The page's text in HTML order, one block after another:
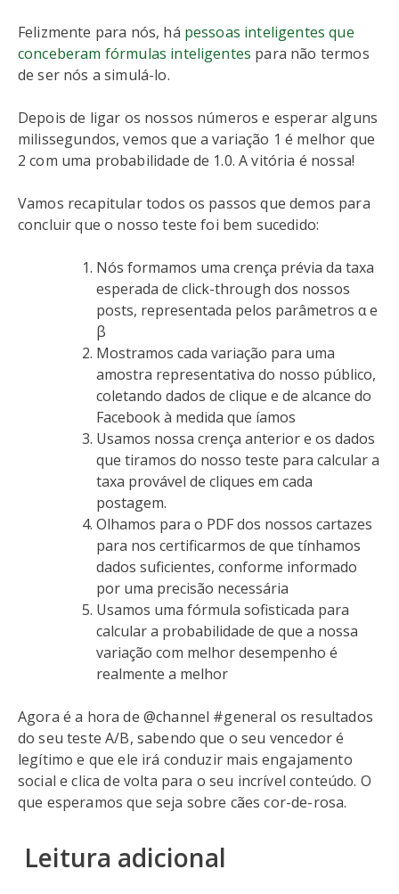
Felizmente para nós, há pessoas inteligentes que
conceberam fórmulas inteligentes para não termos
de ser nós a simulá-lo.
Depois de ligar os nossos números e esperar alguns
milissegundos, vemos que a variação 1 é melhor que
2 com uma probabilidade de 1.0. A vitória é nossa!
Vamos recapitular todos os passos que demos para
concluir que o nosso teste foi bem sucedido:
Nós formamos uma crença prévia da taxa
esperada de click-through dos nossos
posts, representada pelos parâmetros α e
β
Mostramos cada variação para uma
amostra representativa do nosso público,
coletando dados de clique e de alcance do
Facebook à medida que íamos
Usamos nossa crença anterior e os dados
que tiramos do nosso teste para calcular a
taxa provável de cliques em cada
postagem.
Olhamos para o PDF dos nossos cartazes
para nos certificarmos de que tínhamos
dados suficientes, conforme informado
por uma precisão necessária
Usamos uma fórmula sofisticada para
calcular a probabilidade de que a nossa
variação com melhor desempenho é
realmente a melhor
Agora é a hora de @channel #general os resultados
do seu teste A/B, sabendo que o seu vencedor é
legítimo e que ele irá conduzir mais engajamento
social e clica de volta para o seu incrível conteúdo. O
que esperamos que seja sobre cães cor-de-rosa.
Leitura adicional